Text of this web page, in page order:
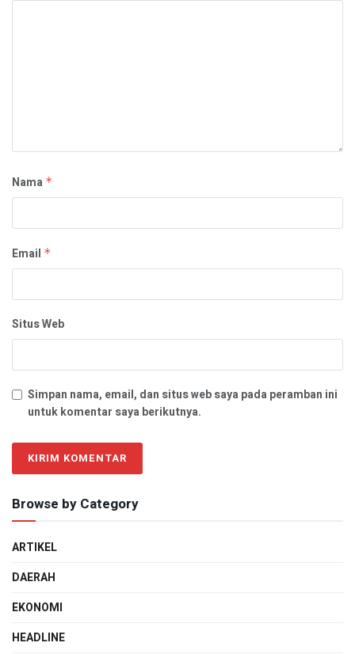
Nama *
Email *
Situs Web
Simpan nama, email, dan situs web saya pada peramban ini
untuk komentar saya berikutnya.
Browse by Category
ARTIKEL
DAERAH
EKONOMI
HEADLINE